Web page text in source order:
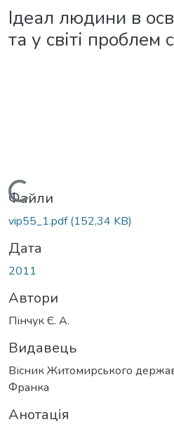
Ідеал людини в
та у світі проблем
Вантажиться...
Файли
vip55_1.pdf(152,34 KB)
Дата
2011
Автори
Пінчук Є. А.
Видавець
Вісник Житомирського
Франка
Анотація